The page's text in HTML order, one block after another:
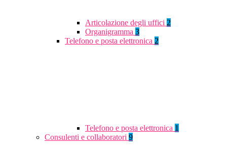
Articolazione degli uffici 2
Organigramma 3
Telefono e posta elettronica 2
Telefono e posta elettronica 1
Consulenti e collaboratori 9